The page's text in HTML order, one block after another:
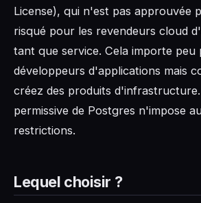
License), qui n'est pas approuvée
risqué pour les revendeurs cloud
tant que service. Cela importe peu
développeurs d'applications mais
créez des produits
permissive de Postgres n'impose
restrictions.
Lequel choisir ?